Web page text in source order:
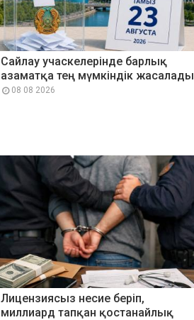
Сайлау учаскелерінде барлық
азаматқа тең мүмкіндік жасалады
08 08 2026
Лицензиясыз несие беріп,
миллиард тапқан қостанайлық